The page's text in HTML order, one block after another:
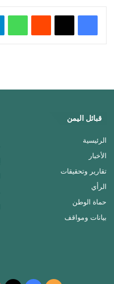
واتساب
قبائل اليمن
الرئيسية
الأخبار
تقارير وتحقيقات
الرأي
حماة الوطن
بيانات ومواقف